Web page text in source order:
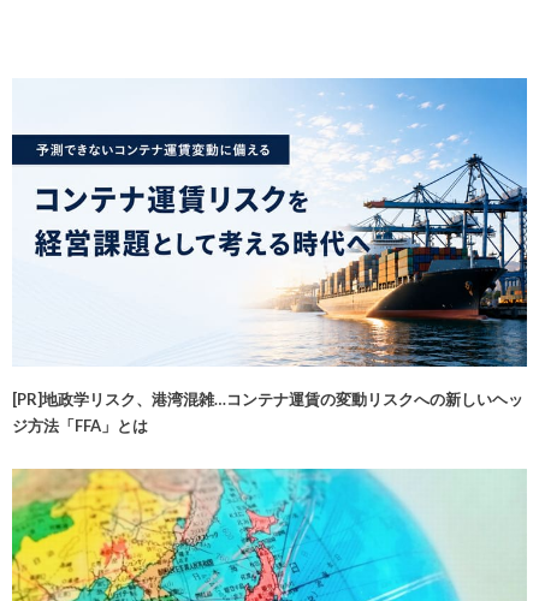
[PR]地政学リスク、港湾混雑…コンテナ運賃の変動リスクへの新しいヘッ
ジ方法「FFA」とは